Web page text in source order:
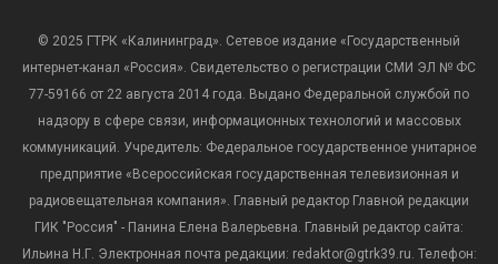
© 2025 ГТРК «Калининград». Сетевое издание «Государственный
интернет-канал «Россия». Свидетельство о регистрации СМИ ЭЛ № ФС
77-59166 от 22 августа 2014 года. Выдано Федеральной службой по
надзору в сфере связи, информационных технологий и массовых
коммуникаций. Учредитель: Федеральное государственное унитарное
предприятие «Всероссийская государственная телевизионная и
радиовещательная компания». Главный редактор Главной редакции
ГИК "Россия" - Панина Елена Валерьевна. Главный редактор сайта:
Ильина Н.Г. Электронная почта редакции: redaktor@gtrk39.ru. Телефон: